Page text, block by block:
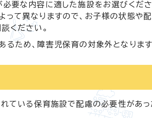
要な内容に適した施設をお選びくださ
て異なりますので、お子様の状態や
ください。
ため、障害児保育の対象外となります
ている保育施設で配慮の必要性があっ